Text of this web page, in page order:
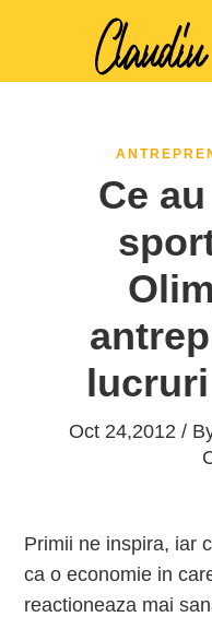
Ce
Oct 24,2012 /
Primii ne inspira, iar
ca o economie in
reactioneaza mai